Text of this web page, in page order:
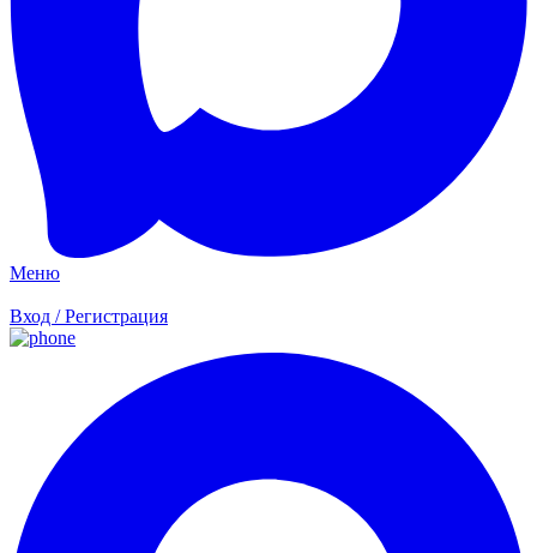
Меню
Вход / Регистрация